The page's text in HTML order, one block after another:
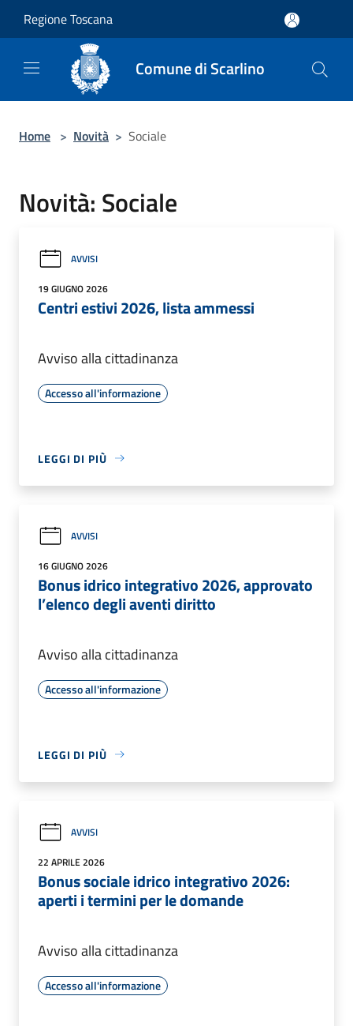
Regione Toscana
Comune di Scarlino
Home > Novità > Sociale
Novità: Sociale
AVVISI
19 GIUGNO 2026
Centri estivi 2026, lista ammessi
Avviso alla cittadinanza
Accesso all'informazione
LEGGI DI PIÙ
AVVISI
16 GIUGNO 2026
Bonus idrico integrativo 2026, approvato
l’elenco degli aventi diritto
Avviso alla cittadinanza
Accesso all'informazione
LEGGI DI PIÙ
AVVISI
22 APRILE 2026
Bonus sociale idrico integrativo 2026:
aperti i termini per le domande
Avviso alla cittadinanza
Accesso all'informazione